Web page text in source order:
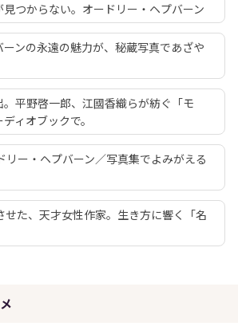
つからない。オードリー・ヘプバーン
ンの永遠の魅力が、秘蔵写真であざや
平野啓一郎、江國香織らが紡ぐ「モ
ィオブックで。
ー・ヘプバーン／写真集でよみがえる
せた、天才女性作家。生き方に響く「名